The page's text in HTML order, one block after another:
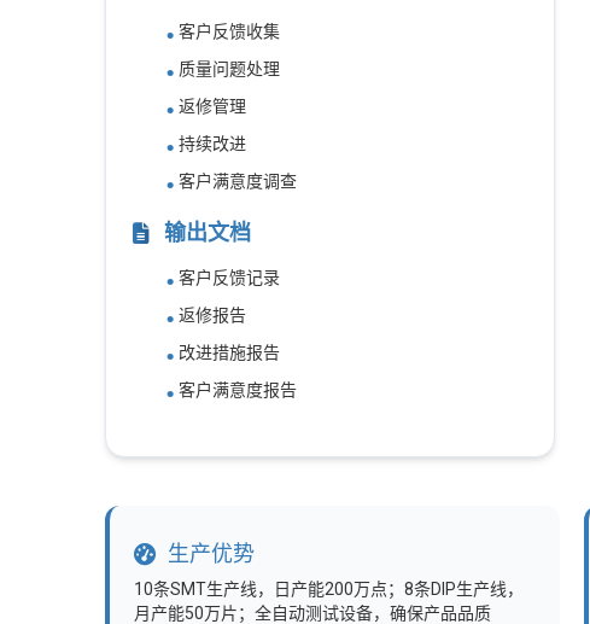
客户反馈收集
质量问题处理
返修管理
持续改进
客户满意度调查
输出文档
客户反馈记录
返修报告
改进措施报告
客户满意度报告
生产优势
10条SMT生产线，日产能200万点；8条DIP生产线，
月产能50万片；全自动测试设备，确保产品品质